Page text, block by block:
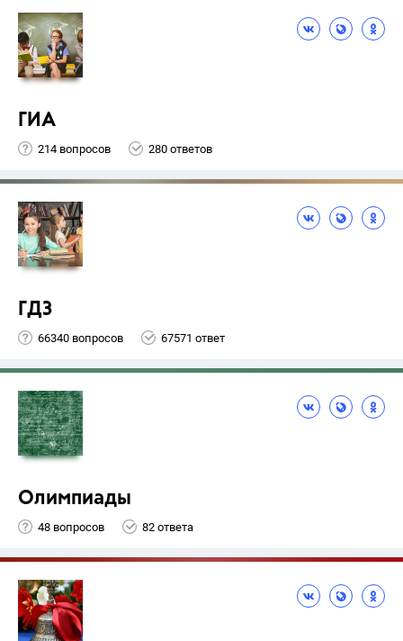
ГИА
214 вопросов 280 ответов
ГДЗ
66340 вопросов 67571 ответ
Олимпиады
48 вопросов 82 ответа